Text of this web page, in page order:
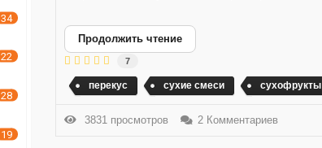
Продолжить чтение
7
перекус сухие смеси сухофрукты
3831 просмотров 2 Комментариев
34
22
28
19